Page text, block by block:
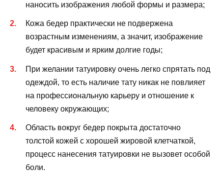
наносить изображения любой формы и размера;
Кожа бедер практически не подвержена
возрастным изменениям, а значит, изображение
будет красивым и ярким долгие годы;
При желании татуировку очень легко спрятать под
одеждой, то есть наличие тату никак не повлияет
на профессиональную карьеру и отношение к
человеку окружающих;
Область вокруг бедер покрыта достаточно
толстой кожей с хорошей жировой клетчаткой,
процесс нанесения татуировки не вызовет особой
боли.